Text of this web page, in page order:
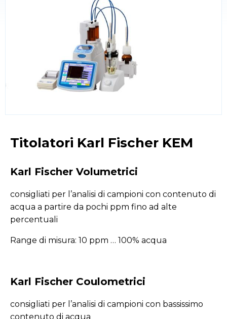
Titolatori Karl Fischer KEM
Karl Fischer Volumetrici
consigliati per l’analisi di campioni con contenuto di
acqua a partire da pochi ppm fino ad alte
percentuali
Range di misura: 10 ppm … 100% acqua
Karl Fischer Coulometrici
consigliati per l’analisi di campioni con bassissimo
contenuto di acqua